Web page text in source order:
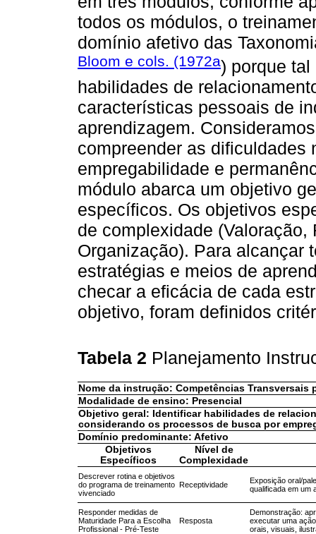
todos os módulos, o
domínio afetivo das
Bloom e cols. (1972a) porque
habilidades de
características pessoais de
aprendizagem.
compreender as dificuldades
empregabilidade e
módulo abarca um objetivo
específicos. Os objetivos
de complexidade
Organização). Para alcançar
estratégias e meios de
checar a eficácia de cada
objetivo, foram definidos
Tabela 2 Planejamento
Nome da instrução: Competências
Modalidade de ensino: Presencial
Objetivo geral: Identificar habilidades de
considerando os processos de busca por
Domínio predominante: Afetivo
Objetivos
Específicos
Nível de
Complexidade
Descrever rotina e objetivos
do programa de treinamento
vivenciado
Receptividade
Exposição oral/
qualificada em um
Responder medidas de
Maturidade Para a Escolha
Profissional - Pré-Teste
Resposta
Demonstração:
executar uma
orais, visuais,